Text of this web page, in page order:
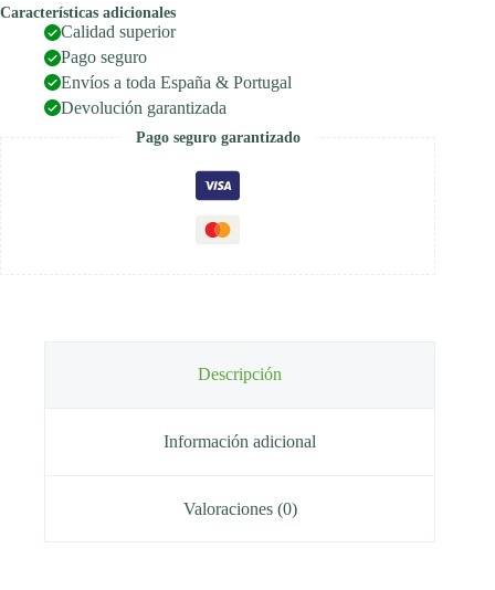
Características adicionales
Calidad superior
Pago seguro
Envíos a toda España & Portugal
Devolución garantizada
Pago seguro garantizado
Descripción
Información adicional
Valoraciones (0)